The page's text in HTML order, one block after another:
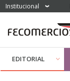
Institucional
EDITORIAL